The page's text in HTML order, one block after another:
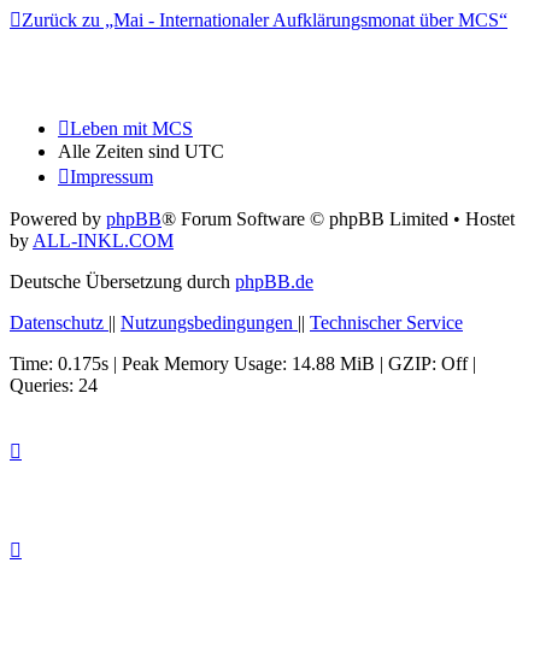
Zurück zu „Mai - Internationaler Aufklärungsmonat über MCS“
Leben mit MCS
Alle Zeiten sind UTC
Impressum
Powered by phpBB® Forum Software © phpBB Limited • Hostet
by ALL-INKL.COM
Deutsche Übersetzung durch phpBB.de
Datenschutz || Nutzungsbedingungen || Technischer Service
Time: 0.175s | Peak Memory Usage: 14.88 MiB | GZIP: Off |
Queries: 24